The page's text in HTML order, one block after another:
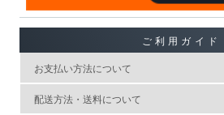
ご利用ガイド
お支払い方法について
配送方法・送料について